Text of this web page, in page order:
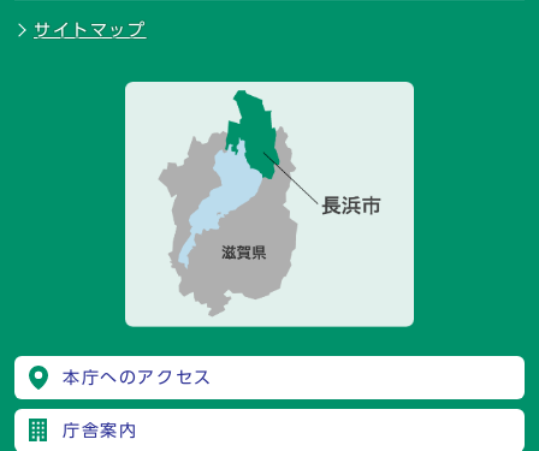
サイトマップ
本庁へのアクセス
庁舎案内